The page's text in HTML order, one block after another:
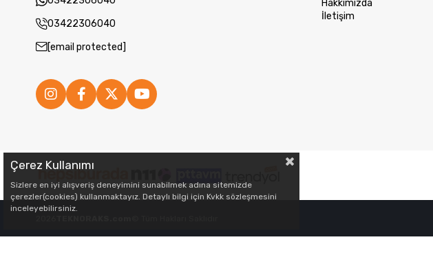
03422306040
[email protected]
Hakkımızda
İletişim
Çerez Kullanımı
Sizlere en iyi alışveriş deneyimini sunabilmek adına sitemizde
çerezler(cookies) kullanmaktayız. Detaylı bilgi için Kvkk sözleşmesini
inceleyebilirsiniz.